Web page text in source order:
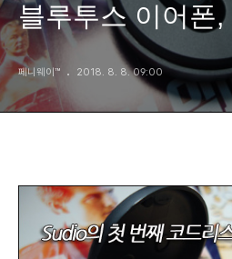
블루투스 이어폰
페니웨이™ 2018. 8. 8. 09:00